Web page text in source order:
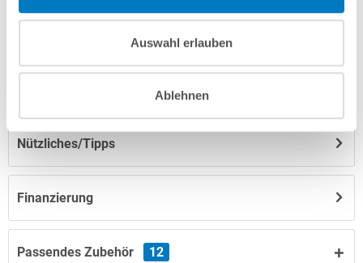
Auswahl erlauben
Ablehnen
Finanzierung
Anleitungen/Datenblätter
Hinweise zum Versand / zur Lagerung
Nützliches/Tipps
Passendes Zubehör 12